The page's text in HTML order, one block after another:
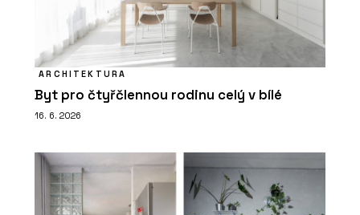
ARCHITEKTURA
Byt pro čtyřčlennou rodinu celý v bílé
16. 6. 2026